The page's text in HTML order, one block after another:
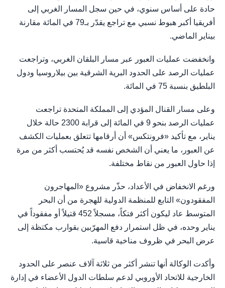
حادة على أساس سنوي، في حين سجل المسار الغربي إلى
أفريقيا أكبر هبوط نسبي مع تراجع يقدّر بـ79 في المائة مقارنة
بيناير الماضي.
وانخفضت عمليات العبور عبر مسار البلقان الغربي، وتراجعت
عمليات الرصد على الحدود البرية الشرقية بين بيلاروسيا ودول
البلطيق بنسبة 75 في المائة.
وعلى مسار القنال المؤدي إلى المملكة المتحدة تراجعت
عمليات الرصد بنحو 9 في المائة إلى قرابة 2300 حالة خلال
يناير، مع تأكيد «فرونتكس» أن أرقامها تتعلق بعمليات الكشف
عن العبور، ما يعني أن الشخص نفسه قد يُحتسب أكثر من مرة
إذا حاول العبور من نقاط مختلفة.
ورغم الانخفاض في الأعداد، حذّر مشروع «المهاجرون
المفقودون» التابع للمنظمة الدولية للهجرة من أن البحر
المتوسط عاد ليكون أكثر فتكاً، مسجلاً 452 قتيلاً أو مفقوداً في
يناير وحده، في ظل استمرار دفع المهرّبين بقوارب مكتظة إلى
عرض البحر في ظروف مناخية قاسية.
وأكدت الوكالة أنها تنشر أكثر من ثلاثة آلاف عنصر على الحدود
الخارجية للاتحاد الأوروبي لدعم سلطات الدول الأعضاء في إدارة